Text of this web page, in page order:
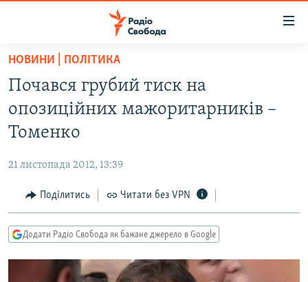
Перейти
основного
матеріалу
Перейти
до
основної
Перейти
до
пошуку
РАДІО СВОБОДА – 70 РОКІВ
СТАТТІ
ЕКОНОМІКА
СУСПІЛЬСТВО
РОСІЙСЬКА «ФІЛЬТРАЦІЯ»
ДОНБАС.РЕАЛІЇ
ТИ ЯК?
НОВИНИ | ПОЛІТИКА
Почався грубий тиск на
опозиційних мажоритарників –
Томенко
21 листопада 2012, 13:39
Поділитись Читати без VPN
Додати Радіо Свобода як бажане джерело в Google